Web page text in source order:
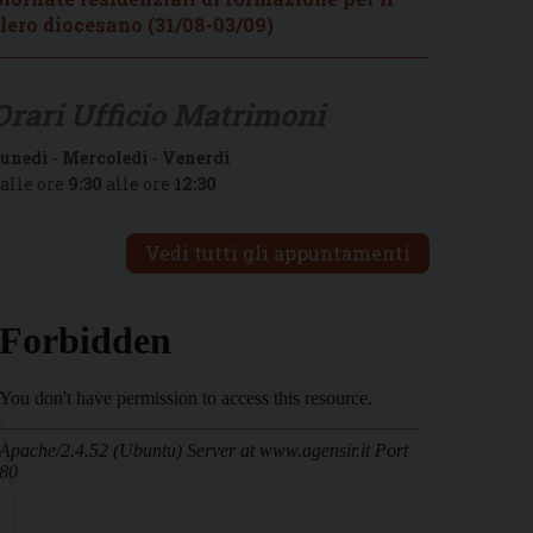
diocesano (31/08-03/09)
- Mercoledì - Venerdì
ore 9:30 alle ore 12:30
Vedi tutti gli appuntamenti